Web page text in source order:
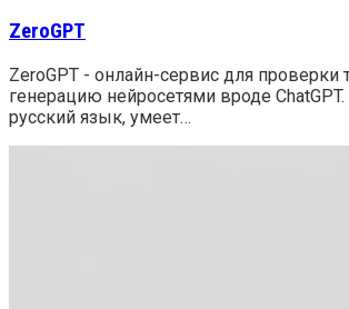
ZeroGPT
ZeroGPT - онлайн-сервис для проверки
генерацию нейросетями вроде
русский язык, умеет…